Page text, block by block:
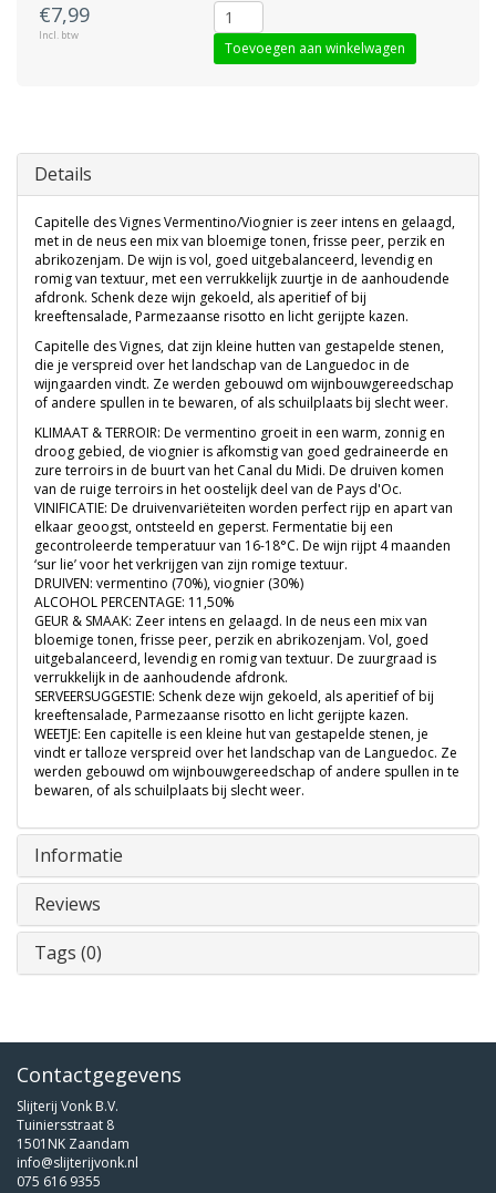
€7,99
Incl. btw
Toevoegen aan winkelwagen
Details
Capitelle des Vignes Vermentino/Viognier is zeer intens en gelaagd,
met in de neus een mix van bloemige tonen, frisse peer, perzik en
abrikozenjam. De wijn is vol, goed uitgebalanceerd, levendig en
romig van textuur, met een verrukkelijk zuurtje in de aanhoudende
afdronk. Schenk deze wijn gekoeld, als aperitief of bij
kreeftensalade, Parmezaanse risotto en licht gerijpte kazen.
Capitelle des Vignes, dat zijn kleine hutten van gestapelde stenen,
die je verspreid over het landschap van de Languedoc in de
wijngaarden vindt. Ze werden gebouwd om wijnbouwgereedschap
of andere spullen in te bewaren, of als schuilplaats bij slecht weer.
KLIMAAT & TERROIR: De vermentino groeit in een warm, zonnig en
droog gebied, de viognier is afkomstig van goed gedraineerde en
zure terroirs in de buurt van het Canal du Midi. De druiven komen
van de ruige terroirs in het oostelijk deel van de Pays d'Oc.
VINIFICATIE: De druivenvariëteiten worden perfect rijp en apart van
elkaar geoogst, ontsteeld en geperst. Fermentatie bij een
gecontroleerde temperatuur van 16-18°C. De wijn rijpt 4 maanden
‘sur lie’ voor het verkrijgen van zijn romige textuur.
DRUIVEN: vermentino (70%), viognier (30%)
ALCOHOL PERCENTAGE: 11,50%
GEUR & SMAAK: Zeer intens en gelaagd. In de neus een mix van
bloemige tonen, frisse peer, perzik en abrikozenjam. Vol, goed
uitgebalanceerd, levendig en romig van textuur. De zuurgraad is
verrukkelijk in de aanhoudende afdronk.
SERVEERSUGGESTIE: Schenk deze wijn gekoeld, als aperitief of bij
kreeftensalade, Parmezaanse risotto en licht gerijpte kazen.
WEETJE: Een capitelle is een kleine hut van gestapelde stenen, je
vindt er talloze verspreid over het landschap van de Languedoc. Ze
werden gebouwd om wijnbouwgereedschap of andere spullen in te
bewaren, of als schuilplaats bij slecht weer.
Informatie
Reviews
Tags (0)
Contactgegevens
Slijterij Vonk B.V.
Tuiniersstraat 8
1501NK Zaandam
info@slijterijvonk.nl
075 616 9355